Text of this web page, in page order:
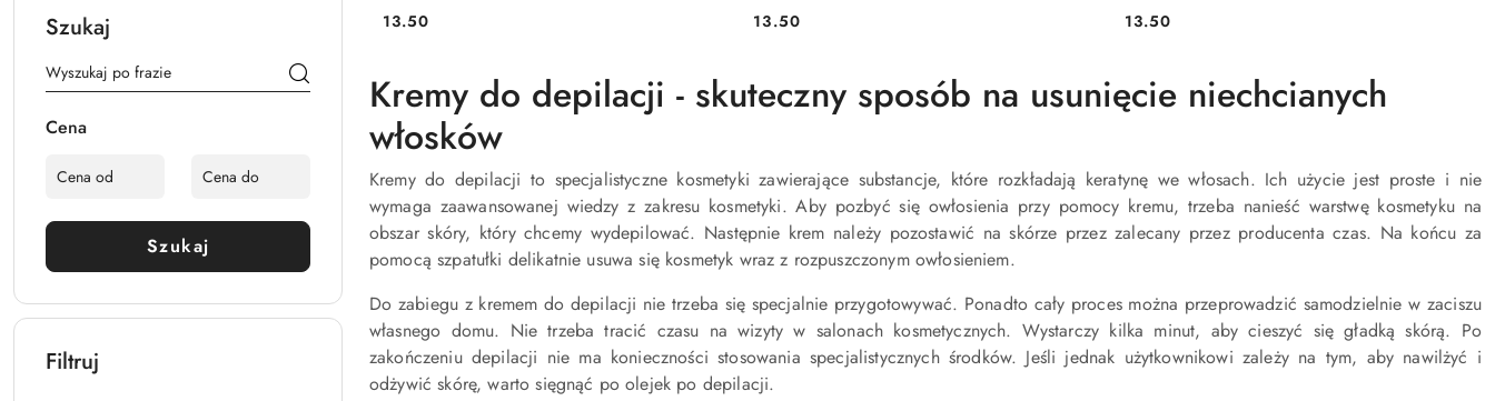
Szukaj
Cena
Szukaj
Filtruj
Cena:
13.50 Cena:
13.50 Cena:
13.50
Kremy do depilacji - skuteczny sposób na usunięcie niechcianych
włosków
Kremy do depilacji to specjalistyczne kosmetyki zawierające substancje, które rozkładają keratynę we włosach. Ich użycie jest proste i nie
wymaga zaawansowanej wiedzy z zakresu kosmetyki. Aby pozbyć się owłosienia przy pomocy kremu, trzeba nanieść warstwę kosmetyku na
obszar skóry, który chcemy wydepilować. Następnie krem należy pozostawić na skórze przez zalecany przez producenta czas. Na końcu za
pomocą szpatułki delikatnie usuwa się kosmetyk wraz z rozpuszczonym owłosieniem.
Do zabiegu z kremem do depilacji nie trzeba się specjalnie przygotowywać. Ponadto cały proces można przeprowadzić samodzielnie w zaciszu
własnego domu. Nie trzeba tracić czasu na wizyty w salonach kosmetycznych. Wystarczy kilka minut, aby cieszyć się gładką skórą. Po
zakończeniu depilacji nie ma konieczności stosowania specjalistycznych środków. Jeśli jednak użytkownikowi zależy na tym, aby nawilżyć i
odżywić skórę, warto sięgnąć po olejek po depilacji.